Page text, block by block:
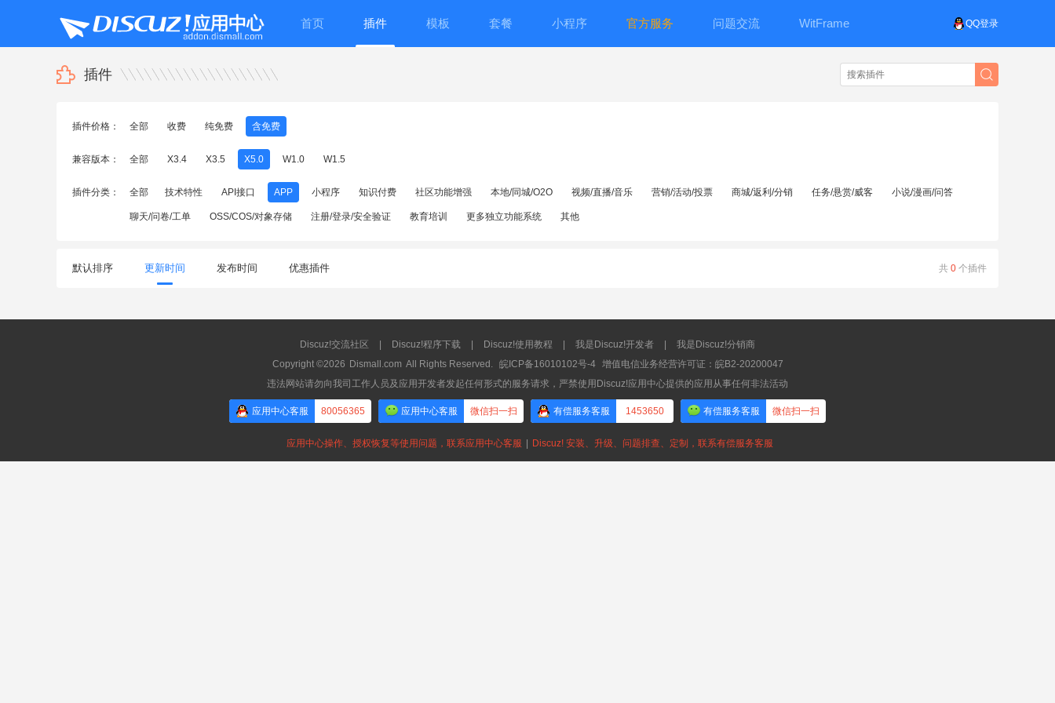
QQ登录
首页 插件 模板 套餐 小程序 官方服务 问题交流 WitFrame
插件
插件价格： 全部 收费 纯免费 含免费
兼容版本： 全部 X3.4 X3.5 X5.0 W1.0 W1.5
插件分类： 全部 技术特性 API接口 APP 小程序 知识付费 社区功能增强 本地/同城/O2O 视频/直播/音乐 营销/活动/投票 商城/返利/分销 任务/悬赏/威客 小说/漫画/问答
聊天/问卷/工单 OSS/COS/对象存储 注册/登录/安全验证 教育培训 更多独立功能系统 其他
共 0 个插件
默认排序 更新时间 发布时间 优惠插件
Discuz!交流社区 Discuz!程序下载 Discuz!使用教程 我是Discuz!开发者
我是Discuz!分销商
Copyright ©2026 Dismall.com All Rights Reserved. 皖ICP备16010102号-4
增值电信业务经营许可证：皖B2-20200047
违法网站请勿向我司工作人员及应用开发者发起任何形式的服务请求，严禁使用Discuz!应用中心提供的应用从事任何非法活动
应用中心客服 80056365 应用中心客服 微信扫一扫 有偿服务客服 1453650 有偿服务客服 微信扫一扫
应用中心操作、授权恢复等使用问题，联系应用中心客服 Discuz! 安装、升级、问题排查、定制，联系有偿服务客服